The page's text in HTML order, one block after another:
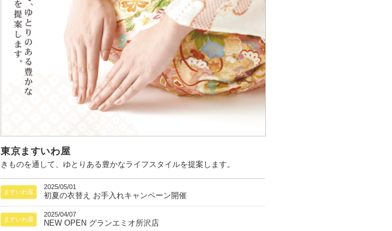
東京ますいわ屋
きものを通して、ゆとりある豊かなライフスタイルを提案します。
ますいわ屋
2025/05/01
初夏の衣替え お手入れキャンペーン開催
ますいわ屋
2025/04/07
NEW OPEN グランエミオ所沢店